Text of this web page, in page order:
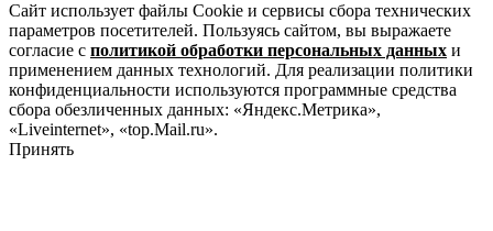
Сайт использует файлы Cookie и сервисы сбора технических
параметров посетителей. Пользуясь сайтом, вы выражаете
согласие с политикой обработки персональных данных и
применением данных технологий. Для реализации политики
конфиденциальности используются программные средства
сбора обезличенных данных: «Яндекс.Метрика»,
«Liveinternet», «top.Mail.ru».
Принять